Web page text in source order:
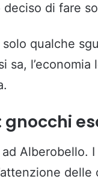
di fare
qualche
sa,
gnocchi
Alberobello.
delle